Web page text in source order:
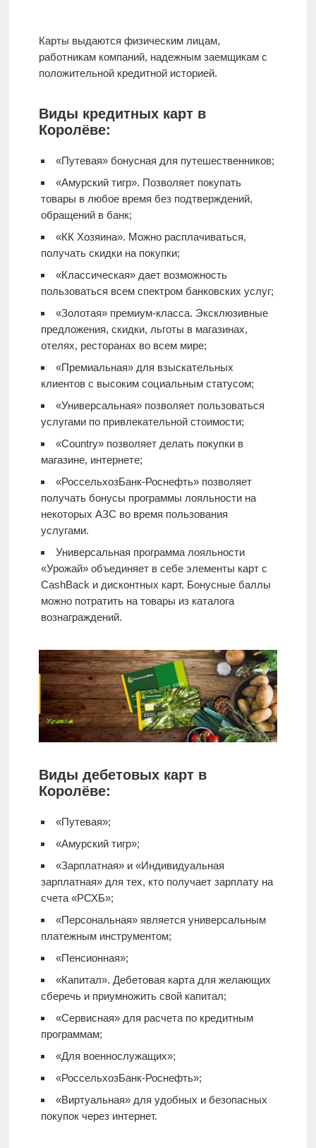
Карты выдаются физическим лицам,
работникам компаний, надежным заемщикам с
положительной кредитной историей.
Виды кредитных карт в
Королёве:
«Путевая» бонусная для путешественников;
«Амурский тигр». Позволяет покупать
товары в любое время без подтверждений,
обращений в банк;
«КК Хозяина». Можно расплачиваться,
получать скидки на покупки;
«Классическая» дает возможность
пользоваться всем спектром банковских услуг;
«Золотая» премиум-класса. Эксклюзивные
предложения, скидки, льготы в магазинах,
отелях, ресторанах во всем мире;
«Премиальная» для взыскательных
клиентов с высоким социальным статусом;
«Универсальная» позволяет пользоваться
услугами по привлекательной стоимости;
«Country» позволяет делать покупки в
магазине, интернете;
«РоссельхозБанк-Роснефть» позволяет
получать бонусы программы лояльности на
некоторых АЗС во время пользования
услугами.
Универсальная программа лояльности
«Урожай» объединяет в себе элементы карт с
CashBack и дисконтных карт. Бонусные баллы
можно потратить на товары из каталога
вознаграждений.
Виды дебетовых карт в
Королёве:
«Путевая»;
«Амурский тигр»;
«Зарплатная» и «Индивидуальная
зарплатная» для тех, кто получает зарплату на
счета «РСХБ»;
«Персональная» является универсальным
платежным инструментом;
«Пенсионная»;
«Капитал». Дебетовая картадля желающих
сберечь и приумножить свой капитал;
«Сервисная» для расчета по кредитным
программам;
«Для военнослужащих»;
«РоссельхозБанк-Роснефть»;
«Виртуальная» для удобных и безопасных
покупок через интернет.